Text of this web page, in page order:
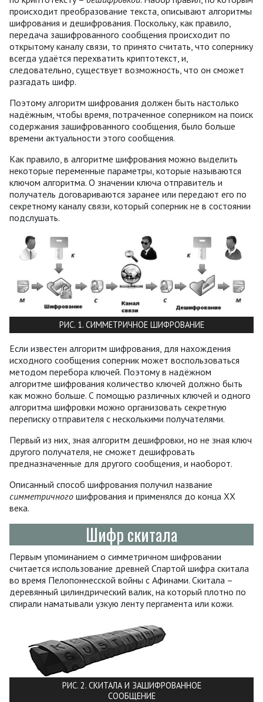
происходит преобразование текста, описывают алгоритмы
шифрования и дешифрования. Поскольку, как правило,
передача зашифрованного сообщения происходит по
открытому каналу связи, то принято считать, что сопернику
всегда удаётся перехватить криптотекст, и,
следовательно, существует возможность, что он сможет
разгадать шифр.
Поэтому алгоритм шифрования должен быть настолько
надёжным, чтобы время, потраченное соперником на поиск
содержания зашифрованного сообщения, было больше
времени актуальности этого сообщения.
Как правило, в алгоритме шифрования можно выделить
некоторые переменные параметры, которые называются
ключом алгоритма. О значении ключа отправитель и
получатель договариваются заранее или передают его по
секретному каналу связи, который соперник не в состоянии
подслушать.
РИС. 1. СИММЕТРИЧНОЕ ШИФРОВАНИЕ
Если известен алгоритм шифрования, для нахождения
исходного сообщения соперник может воспользоваться
методом перебора ключей. Поэтому в надёжном
алгоритме шифрования количество ключей должно быть
как можно больше. С помощью различных ключей и одного
алгоритма шифровки можно организовать секретную
переписку отправителя с несколькими получателями.
Первый из них, зная алгоритм дешифровки, но не зная ключ
другого получателя, не сможет дешифровать
предназначенные для другого сообщения, и наоборот.
Описанный способ шифрования получил название
симметричного шифрования и применялся до конца XX
века.
Шифр скитала
Первым упоминанием о симметричном шифровании
считается использование древней Спартой шифра скитала
во время Пелопоннесской войны с Афинами. Скитала –
деревянный цилиндрический валик, на который плотно по
спирали наматывали узкую ленту пергамента или кожи.
РИС. 2. СКИТАЛА И ЗАШИФРОВАННОЕ
СООБЩЕНИЕ